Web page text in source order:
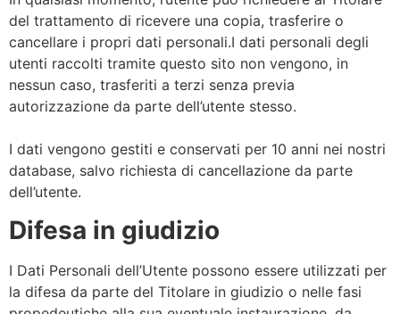
del trattamento di ricevere una copia, trasferire o
cancellare i propri dati personali.I dati personali degli
utenti raccolti tramite questo sito non vengono, in
nessun caso, trasferiti a terzi senza previa
autorizzazione da parte dell’utente stesso.
I dati vengono gestiti e conservati per 10 anni nei nostri
database, salvo richiesta di cancellazione da parte
dell’utente.
Difesa in giudizio
I Dati Personali dell’Utente possono essere utilizzati per
la difesa da parte del Titolare in giudizio o nelle fasi